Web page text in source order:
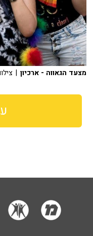
מצעד הגאווה - ארכיון |